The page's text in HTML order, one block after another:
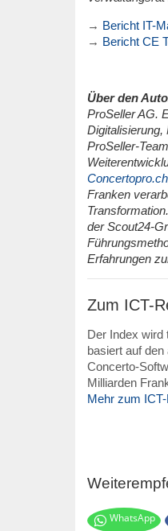
→ Bericht IT-
→ Bericht CE
Über den
ProSeller AG.
Digitalisierung,
ProSeller-
Concertopro.ch
Franken
der Scout24-
Erfahrungen
Zum ICT-
Der Index wird
basiert auf
Concerto-
Milliarden
Mehr zum
WhatsApp